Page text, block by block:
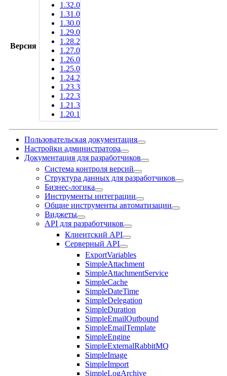
Версия
1.32.0
1.31.0
1.30.0
1.29.0
1.28.2
1.27.0
1.26.0
1.25.0
1.24.2
1.23.3
1.22.3
1.21.3
1.20.1
Пользовательская документация
Настройки администратора
Документация для разработчиков
Система контроля версий
Структура данных для разработчиков
Бизнес-логика
Инструменты интеграции
Общие инструменты автоматизации
Виджеты
API для разработчиков
Клиентский API
Серверный API
ExportVariables
SimpleAttachment
SimpleAttachmentService
SimpleCache
SimpleDateTime
SimpleDelegation
SimpleDuration
SimpleEmailOutbound
SimpleEmailTemplate
SimpleEngine
SimpleExternalRabbitMQ
SimpleImage
SimpleImport
SimpleLogArchive